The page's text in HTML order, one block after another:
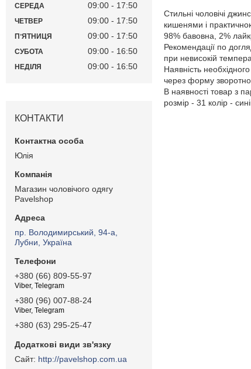
Стильні чоловічі
кишенями і
98% бавовна, 2%
Рекомендації по
при невисокій
Наявність
через форму
В наявності товар з
розмір - 31 колір -
СЕРЕДА 09:00 17:50
ЧЕТВЕР 09:00 17:50
ПʼЯТНИЦЯ 09:00 17:50
СУБОТА 09:00 16:50
НЕДІЛЯ 09:00 16:50
КОНТАКТИ
Юлія
Магазин чоловічого одягу
Pavelshop
пр. Володимирський, 94-а,
Лубни, Україна
+380 (66) 809-55-97
Viber, Telegram
+380 (96) 007-88-24
Viber, Telegram
+380 (63) 295-25-47
http://pavelshop.com.ua